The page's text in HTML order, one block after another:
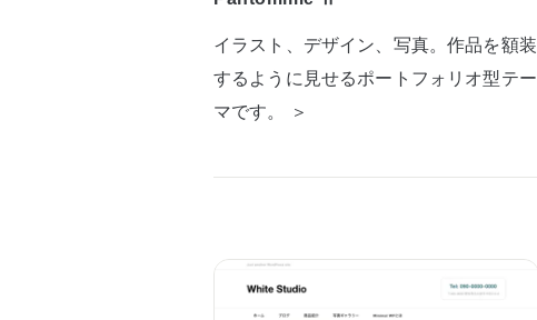
イラスト、デザイン、写真。作品を額装
するように見せるポートフォリオ型テー
マです。 ＞